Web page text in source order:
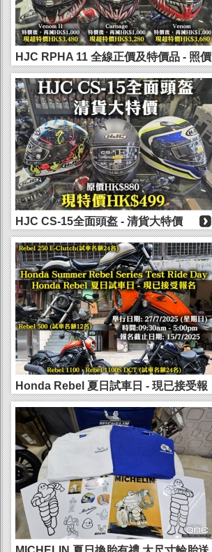
HJC RPHA 11 全線正價及特價品 - 照價
再減HK$...
HJC CS-15全面頭盔 - 清貨大特價
Honda Rebel 夏日試車日 - 現已接受報
名